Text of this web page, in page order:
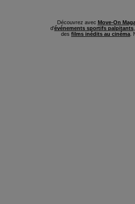
Découvrez avec Move-On
d'événements sportifs palpitants
des films inédits au cinéma